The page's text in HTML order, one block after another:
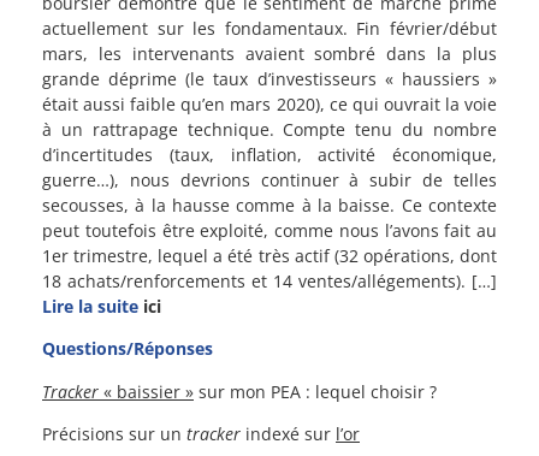
actuellement sur les fondamentaux. Fin février/début
mars, les intervenants avaient sombré dans la plus
grande déprime (le taux d’investisseurs « haussiers »
était aussi faible qu’en mars 2020), ce qui ouvrait la voie
à un rattrapage technique. Compte tenu du nombre
d’incertitudes (taux, inflation, activité économique,
guerre…), nous devrions continuer à subir de telles
secousses, à la hausse comme à la baisse. Ce contexte
peut toutefois être exploité, comme nous l’avons fait au
1er trimestre, lequel a été très actif (32 opérations, dont
18 achats/renforcements et 14 ventes/allégements). […]
Lire la suite ici
Questions/Réponses
Tracker « baissier » sur mon PEA : lequel choisir ?
Précisions sur un tracker indexé sur l’or